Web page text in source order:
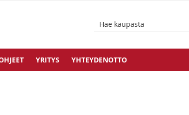
YRITYS YHTEYDENOTTO